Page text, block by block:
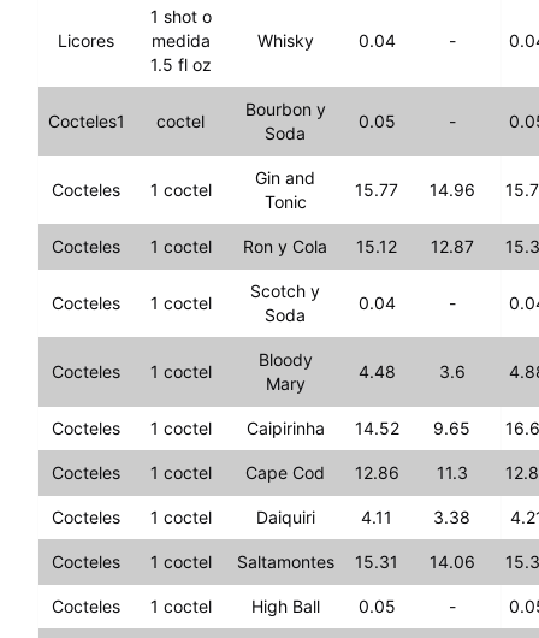
Licores
1 shot o
medida
1.5 fl oz
Whisky 0.04 -
Cocteles1 coctel
Bourbon y
Soda
0.05 -
Cocteles 1 coctel
Gin and
Tonic
15.77 14.96
Cocteles 1 coctel Ron y Cola 15.12 12.87
Cocteles 1 coctel
Scotch y
Soda
0.04 -
Cocteles 1 coctel
Bloody
Mary
4.48 3.6
Cocteles 1 coctel Caipirinha 14.52 9.65
Cocteles 1 coctel Cape Cod 12.86 11.3
Cocteles 1 coctel Daiquiri 4.11 3.38
Cocteles 1 coctel Saltamontes 15.31 14.06
Cocteles 1 coctel High Ball 0.05 -